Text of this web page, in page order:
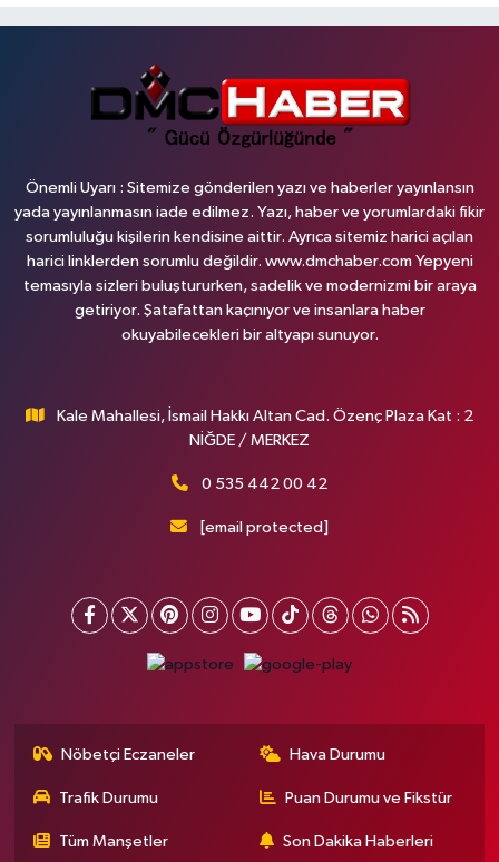
Önemli Uyarı : Sitemize gönderilen yazı ve haberler yayınlansın
yada yayınlanmasın iade edilmez. Yazı, haber ve yorumlardaki fikir
sorumluluğu kişilerin kendisine aittir. Ayrıca sitemiz harici açılan
harici linklerden sorumlu değildir. www.dmchaber.com Yepyeni
temasıyla sizleri buluştururken, sadelik ve modernizmi bir araya
getiriyor. Şatafattan kaçınıyor ve insanlara haber
okuyabilecekleri bir altyapı sunuyor.
Kale Mahallesi, İsmail Hakkı Altan Cad. Özenç Plaza Kat : 2
NİĞDE / MERKEZ
0 535 442 00 42
[email protected]
Nöbetçi Eczaneler Hava Durumu
Trafik Durumu Puan Durumu ve Fikstür
Tüm Manşetler Son Dakika Haberleri